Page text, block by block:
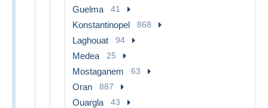
Guelma 41
Konstantinopel 868
Laghouat 94
Medea 25
Mostaganem 63
Oran 887
Ouargla 43